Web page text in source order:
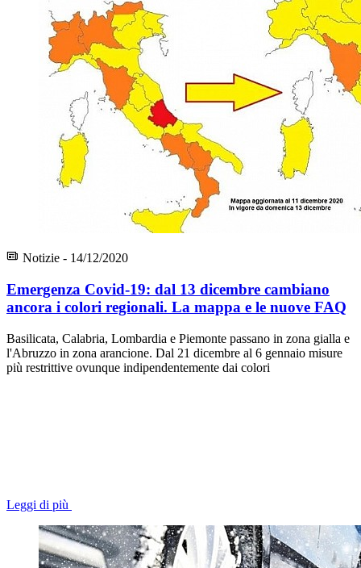
Notizie - 14/12/2020
Emergenza Covid-19: dal 13 dicembre cambiano
ancora i colori regionali. La mappa e le nuove FAQ
Basilicata, Calabria, Lombardia e Piemonte passano in zona gialla e
l'Abruzzo in zona arancione. Dal 21 dicembre al 6 gennaio misure
più restrittive ovunque indipendentemente dai colori
Leggi di più